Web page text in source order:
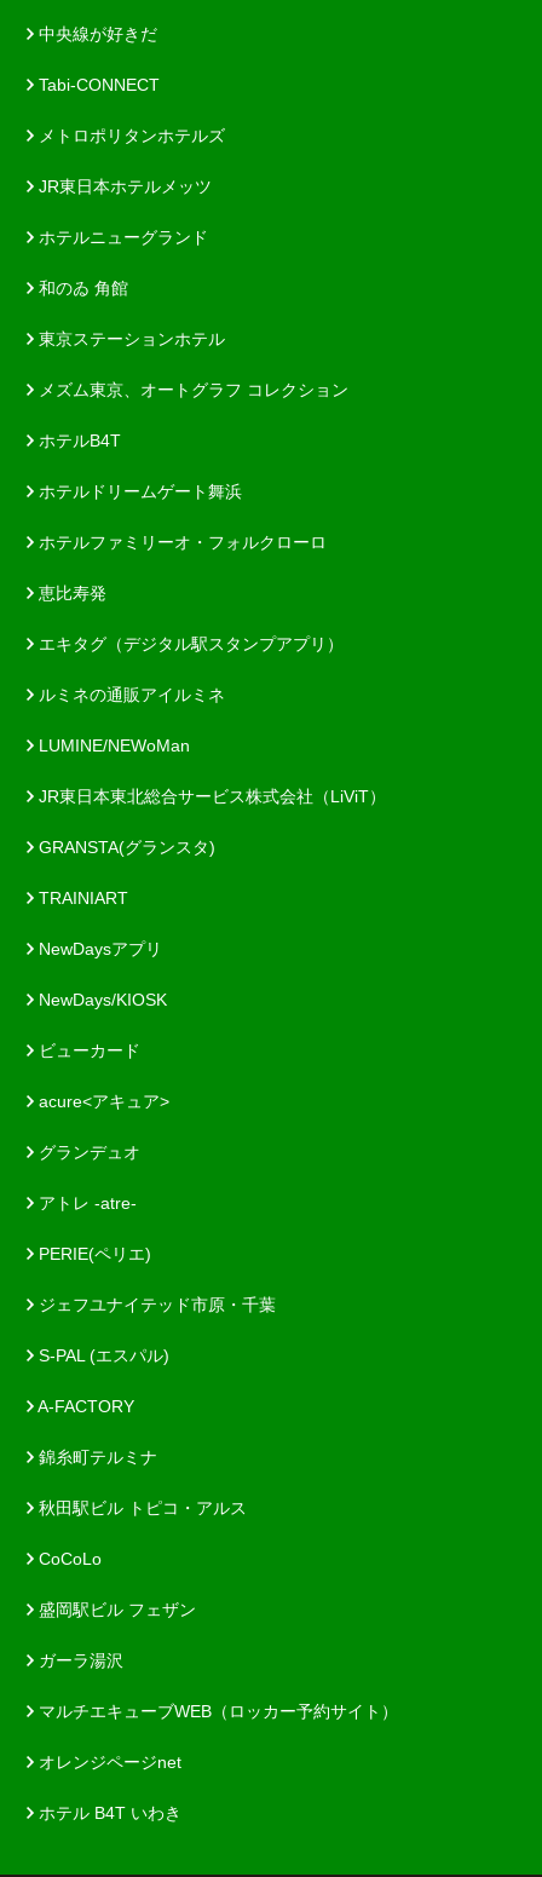
中央線が好きだ
Tabi-CONNECT
メトロポリタンホテルズ
JR東日本ホテルメッツ
ホテルニューグランド
和のゐ 角館
東京ステーションホテル
メズム東京、オートグラフ コレクション
ホテルB4T
ホテルドリームゲート舞浜
ホテルファミリーオ・フォルクローロ
恵比寿発
エキタグ（デジタル駅スタンプアプリ）
ルミネの通販アイルミネ
LUMINE/NEWoMan
JR東日本東北総合サービス株式会社（LiViT）
GRANSTA(グランスタ)
TRAINIART
NewDaysアプリ
NewDays/KIOSK
ビューカード
acure<アキュア>
グランデュオ
アトレ -atre-
PERIE(ペリエ)
ジェフユナイテッド市原・千葉
S-PAL (エスパル)
A-FACTORY
錦糸町テルミナ
秋田駅ビル トピコ・アルス
CoCoLo
盛岡駅ビル フェザン
ガーラ湯沢
マルチエキューブWEB（ロッカー予約サイト）
オレンジページnet
ホテル B4T いわき